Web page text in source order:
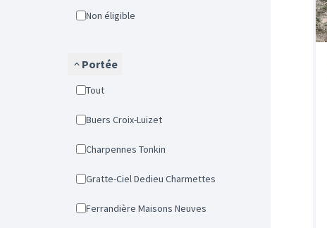
Non éligible
Portée
Tout
Buers Croix-Luizet
Charpennes Tonkin
Gratte-Ciel Dedieu Charmettes
Ferrandière Maisons Neuves